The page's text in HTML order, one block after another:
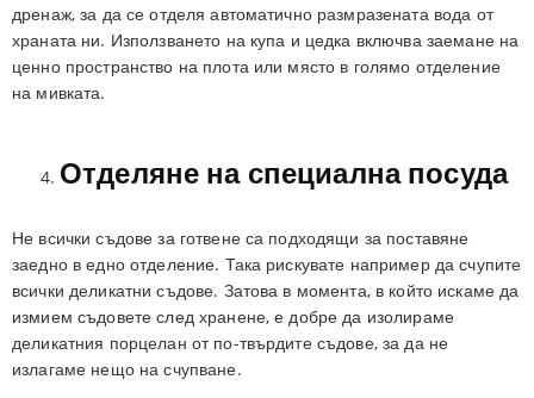
дренаж, за да се отделя автоматично размразената вода от
храната ни. Използването на купа и цедка включва заемане на
ценно пространство на плота или място в голямо отделение
на мивката.
Отделяне на специална посуда
Не всички съдове за готвене са подходящи за поставяне
заедно в едно отделение. Така рискувате например да счупите
всички деликатни съдове. Затова в момента, в който искаме да
измием съдовете след хранене, е добре да изолираме
деликатния порцелан от по-твърдите съдове, за да не
излагаме нещо на счупване.